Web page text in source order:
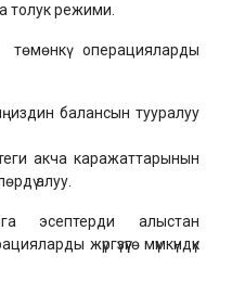
толук режими.
төмөнкү операцияларды
балансын тууралуу
акча каражаттарынын
алуу.
эсептерди алыстан
жүргүзүүгө мүмкүндүк